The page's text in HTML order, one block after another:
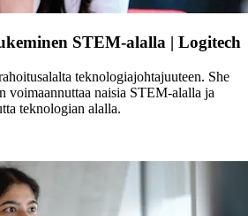
STEM-alalla | Logitech
teknologiajohtajuuteen. She
voimaannuttaa naisia STEM-alalla ja
teknologian alalla.